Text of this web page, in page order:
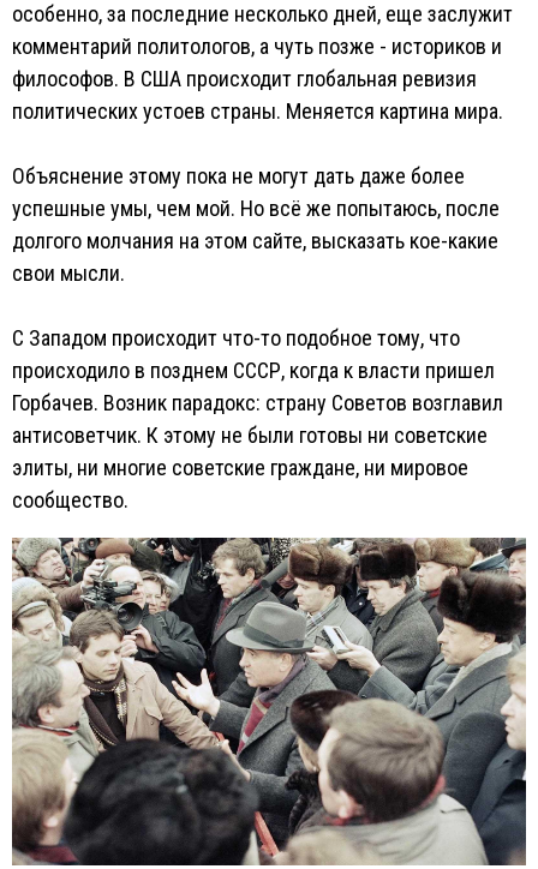
особенно, за последние несколько дней, еще заслужит
комментарий политологов, а чуть позже - историков и
философов. В США происходит глобальная ревизия
политических устоев страны. Меняется картина мира.
Объяснение этому пока не могут дать даже более
успешные умы, чем мой. Но всё же попытаюсь, после
долгого молчания на этом сайте, высказать кое-какие
свои мысли.
С Западом происходит что-то подобное тому, что
происходило в позднем СССР, когда к власти пришел
Горбачев. Возник парадокс: страну Советов возглавил
антисоветчик. К этому не были готовы ни советские
элиты, ни многие советские граждане, ни мировое
сообщество.